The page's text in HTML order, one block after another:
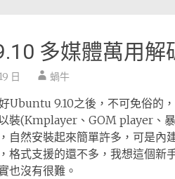
多媒體萬用解
日 蝸牛
Ubuntu 9.10之後，不可免俗的
裝(Kmplayer、GOM player、
自然安裝起來簡單許多，可是
格式支援的還不多，我想這個
也沒有很難。